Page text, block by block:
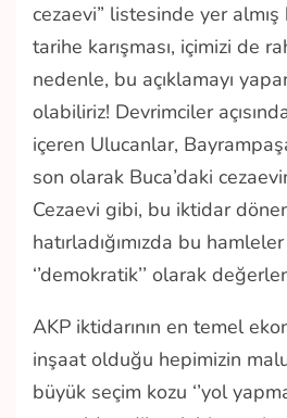
cezaevi” listesinde yer
tarihe karışması, içimizi de
nedenle, bu açıklamayı
olabiliriz! Devrimciler
içeren Ulucanlar,
son olarak Buca’daki
Cezaevi gibi, bu iktidar
hatırladığımızda bu
‘’demokratik’’ olarak
AKP iktidarının en temel
inşaat olduğu hepimizin
büyük seçim kozu ‘’yol